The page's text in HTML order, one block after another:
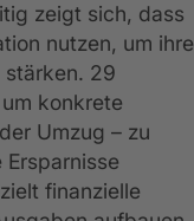
zeigt sich, dass
nutzen, um ihre
29
konkrete
Umzug – zu
finanzielle